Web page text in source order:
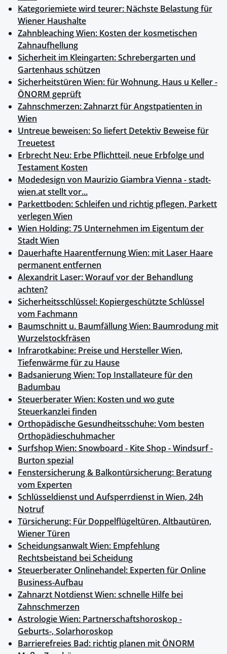
Kategoriemiete wird teurer: Nächste Belastung für
Wiener Haushalte
Zahnbleaching Wien: Kosten der kosmetischen
Zahnaufhellung
Sicherheit im Kleingarten: Schrebergarten und
Gartenhaus schützen
Sicherheitstüren Wien: für Wohnung, Haus u Keller -
ÖNORM geprüft
Zahnschmerzen: Zahnarzt für Angstpatienten in
Wien
Untreue beweisen: So liefert Detektiv Beweise für
Treuetest
Erbrecht Neu: Erbe Pflichtteil, neue Erbfolge und
Testament Kosten
Modedesign von Maurizio Giambra Vienna - stadt-
wien.at stellt vor...
Parkettboden: Schleifen und richtig pflegen, Parkett
verlegen Wien
Wien Holding: 75 Unternehmen im Eigentum der
Stadt Wien
Dauerhafte Haarentfernung Wien: mit Laser Haare
permanent entfernen
Alexandrit Laser: Worauf vor der Behandlung
achten?
Sicherheitsschlüssel: Kopiergeschützte Schlüssel
vom Fachmann
Baumschnitt u. Baumfällung Wien: Baumrodung mit
Wurzelstockfräsen
Infrarotkabine: Preise und Hersteller Wien,
Tiefenwärme für zu Hause
Badsanierung Wien: Top Installateure für den
Badumbau
Steuerberater Wien: Kosten und wo gute
Steuerkanzlei finden
Orthopädische Gesundheitsschuhe: Vom besten
Orthopädieschuhmacher
Surfshop Wien: Snowboard - Kite Shop - Windsurf -
Burton spezial
Fenstersicherung & Balkontürsicherung: Beratung
vom Experten
Schlüsseldienst und Aufsperrdienst in Wien, 24h
Notruf
Türsicherung: Für Doppelflügeltüren, Altbautüren,
Wiener Türen
Scheidungsanwalt Wien: Empfehlung
Rechtsbeistand bei Scheidung
Steuerberater Onlinehandel: Experten für Online
Business-Aufbau
Zahnarzt Notdienst Wien: schnelle Hilfe bei
Zahnschmerzen
Astrologie Wien: Partnerschaftshoroskop -
Geburts-, Solarhoroskop
Barrierefreies Bad: richtig planen mit ÖNORM